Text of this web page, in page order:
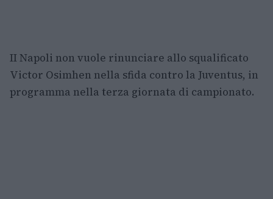
II Napoli non vuole rinunciare allo squalificato
Victor Osimhen nella sfida contro la Juventus, in
programma nella terza giornata di campionato.